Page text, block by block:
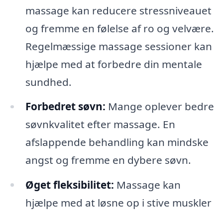
massage kan reducere stressniveauet
og fremme en følelse af ro og velvære.
Regelmæssige massage sessioner kan
hjælpe med at forbedre din mentale
sundhed.
Forbedret søvn: Mange oplever bedre
søvnkvalitet efter massage. En
afslappende behandling kan mindske
angst og fremme en dybere søvn.
Øget fleksibilitet: Massage kan
hjælpe med at løsne op i stive muskler